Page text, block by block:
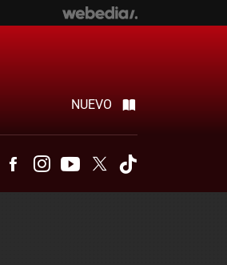
NUEVO
TelegramFacebookInstagramYoutubeTwitter